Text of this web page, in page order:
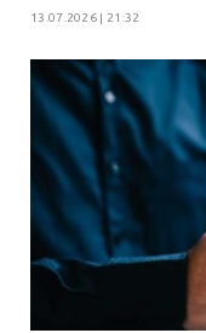
13.07.2026 | 21:32